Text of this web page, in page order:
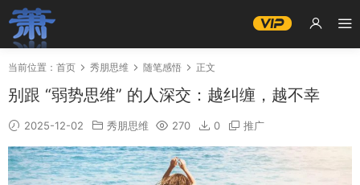
当前位置： 首页 秀朋思维 随笔感悟 正文
别跟 “弱势思维” 的人深交：越纠缠，越不幸
2025-12-02 秀朋思维 270 0 推广